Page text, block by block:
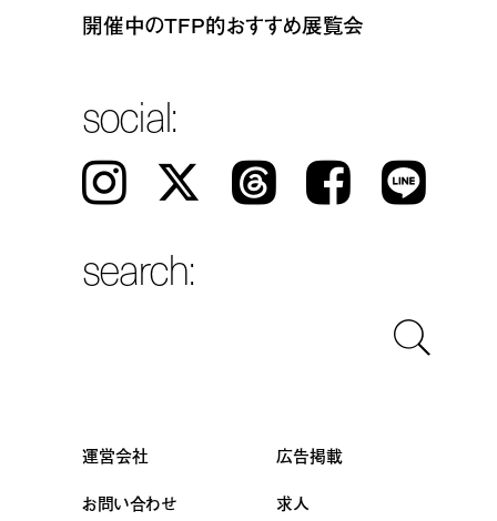
開催中のTFP的おすすめ展覧会
social:
Instagram 𝕏 Threads Facebook LINE
search:
運営会社
広告掲載
お問い合わせ
求人